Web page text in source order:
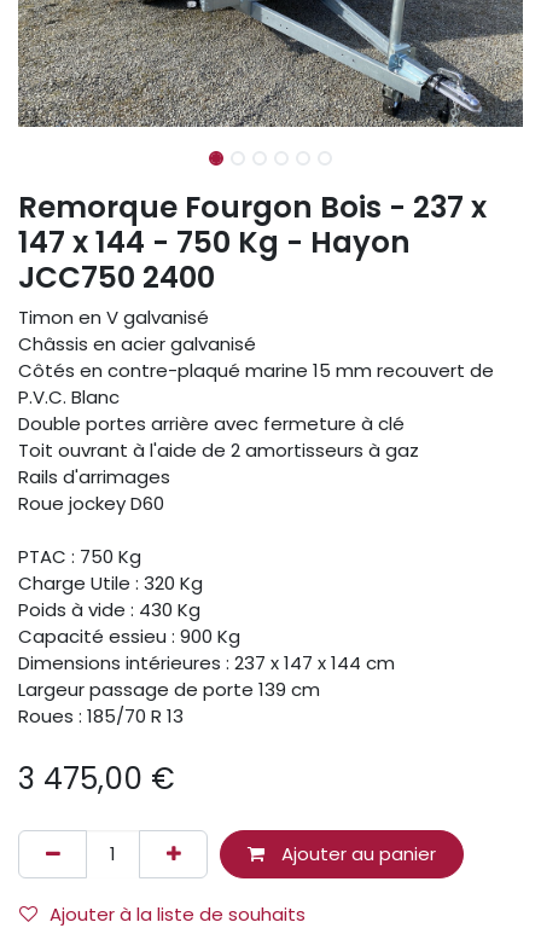
Remorque Fourgon Bois - 237 x
147 x 144 - 750 Kg - Hayon
JCC750 2400
Timon en V galvanisé
Châssis en acier galvanisé
Côtés en contre-plaqué marine 15 mm recouvert de
P.V.C. Blanc
Double portes arrière avec fermeture à clé
Toit ouvrant à l'aide de 2 amortisseurs à gaz
Rails d'arrimages
Roue jockey D60
PTAC : 750 Kg
Charge Utile : 320 Kg
Poids à vide : 430 Kg
Capacité essieu : 900 Kg
Dimensions intérieures : 237 x 147 x 144 cm
Largeur passage de porte 139 cm
Roues : 185/70 R 13
3 475,00 €
Ajouter au panier
Ajouter à la liste de souhaits